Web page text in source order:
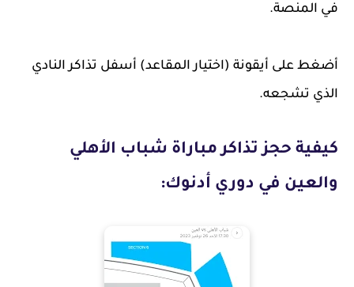
في المنصة.
أضغط على أيقونة (اختيار المقاعد) أسفل تذاكر النادي
الذي تشجعه.
كيفية حجز تذاكر مباراة شباب الأهلي
والعين في دوري أدنوك: